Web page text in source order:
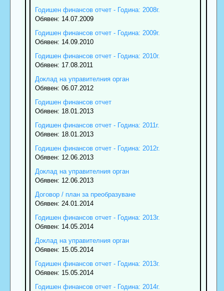
Годишен финансов отчет - Година: 2008г.
Обявен: 14.07.2009
Годишен финансов отчет - Година: 2009г.
Обявен: 14.09.2010
Годишен финансов отчет - Година: 2010г.
Обявен: 17.08.2011
Доклад на управителния орган
Обявен: 06.07.2012
Годишен финансов отчет
Обявен: 18.01.2013
Годишен финансов отчет - Година: 2011г.
Обявен: 18.01.2013
Годишен финансов отчет - Година: 2012г.
Обявен: 12.06.2013
Доклад на управителния орган
Обявен: 12.06.2013
Договор / план за преобразуване
Обявен: 24.01.2014
Годишен финансов отчет - Година: 2013г.
Обявен: 14.05.2014
Доклад на управителния орган
Обявен: 15.05.2014
Годишен финансов отчет - Година: 2013г.
Обявен: 15.05.2014
Годишен финансов отчет - Година: 2014г.